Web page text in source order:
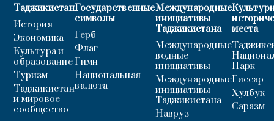
Таджикистан
История
Экономика
Культура и
образование
Туризм
Таджикистан
и мировое
сообщество
Государственные
символы
Герб
Флаг
Гимн
Национальная
валюта
Международные
инициативы
Таджикистана
Международные
водные
инициативы
Международные
инициативы
Таджикистана
Навруз
места
Парк
Гиссар
Хулбук
Саразм